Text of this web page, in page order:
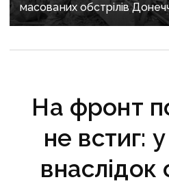
масованих обстрілів
На фронт
не встиг:
внаслідок